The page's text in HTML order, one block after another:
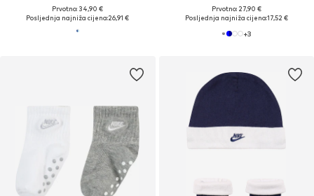
Prvotno: 34,90 €
Posljednja najniža cijena:26,91 €
Prvotno: 27,90 €
Posljednja najniža cijena:17,52 €
+3